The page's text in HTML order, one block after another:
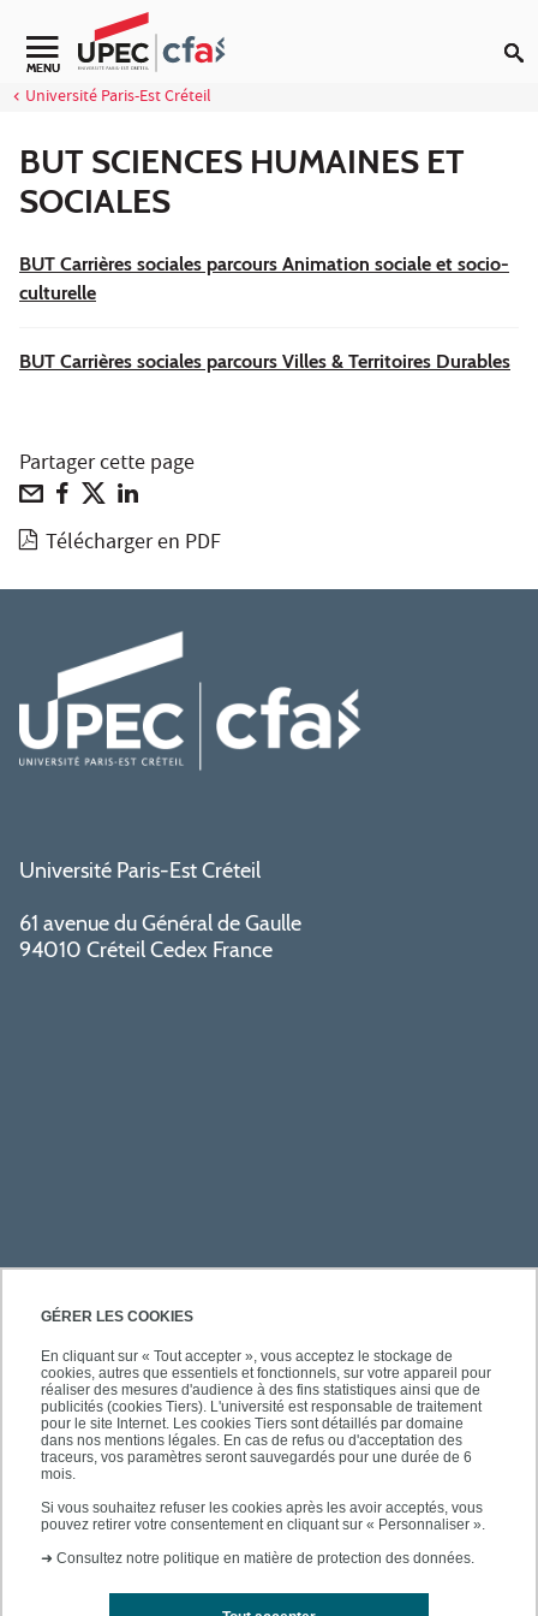
GÉRER LES COOKIES
En cliquant sur « Tout accepter », vous acceptez le stockage de
cookies, autres que essentiels et fonctionnels, sur votre appareil pour
réaliser des mesures d'audience à des fins statistiques ainsi que de
publicités (cookies Tiers). L'université est responsable de traitement
pour le site Internet. Les cookies Tiers sont détaillés par domaine
dans nos mentions légales. En cas de refus ou d'acceptation des
traceurs, vos paramètres seront sauvegardés pour une durée de 6
mois.
Si vous souhaitez refuser les cookies après les avoir acceptés, vous
pouvez retirer votre consentement en cliquant sur « Personnaliser ».
➜ Consultez notre politique en matière de protection des données.
Aller au contenu
MENU
Université Paris-Est Créteil
BUT SCIENCES HUMAINES ET
SOCIALES
BUT Carrières sociales parcours Animation sociale et socio-
culturelle
BUT Carrières sociales parcours Villes & Territoires Durables
Partager cette page
Télécharger en PDF
Université Paris-Est Créteil
61 avenue du Général de Gaulle
94010 Créteil Cedex France
PRATIQUE
À PROPOS DE L'UPEC
SUIVEZ-NOUS